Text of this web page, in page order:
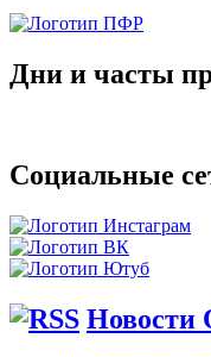
Дни и часты
Социальные
Новости